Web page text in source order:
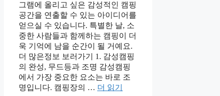
그램에 올리고 싶은 감성적인 캠핑
공간을 연출할 수 있는 아이디어를
얻으실 수 있습니다. 특별한 날, 소
중한 사람들과 함께하는 캠핑이 더
욱 기억에 남을 순간이 될 거예요.
더 많은정보 보러가기 1. 감성캠핑
의 완성, 무드등과 조명 감성캠핑
에서 가장 중요한 요소는 바로 조
명입니다. 캠핑장의 … 더 읽기